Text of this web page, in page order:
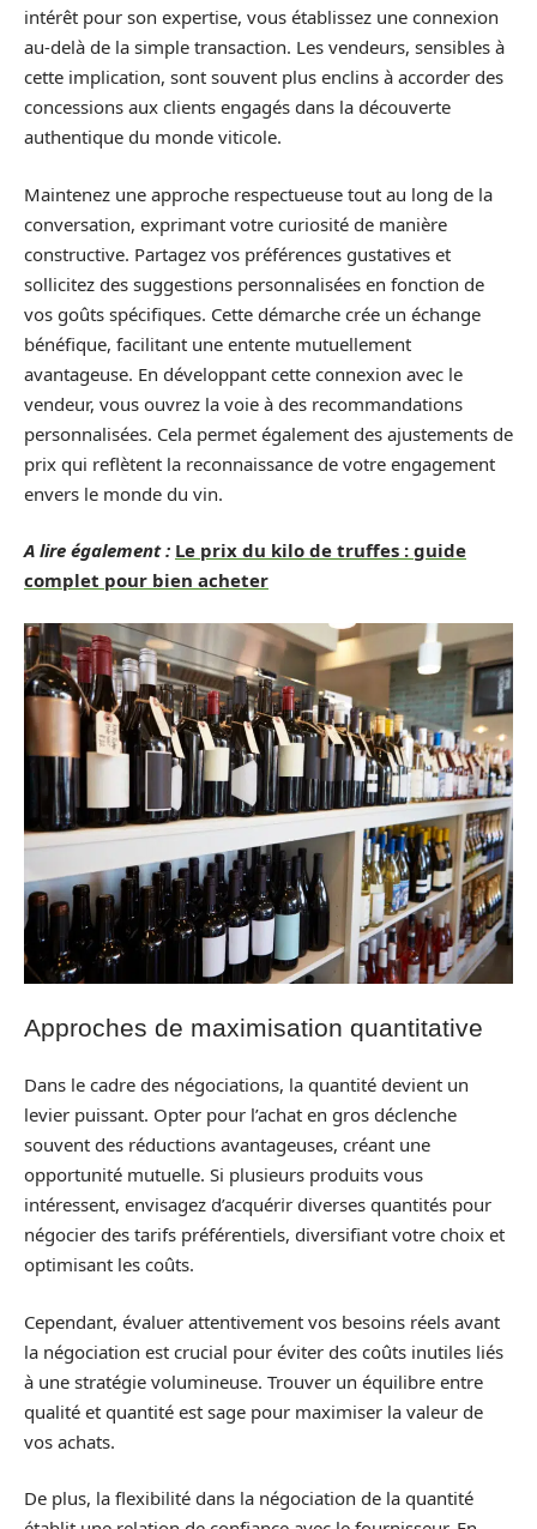
intérêt pour son expertise, vous établissez une connexion
au-delà de la simple transaction. Les vendeurs, sensibles à
cette implication, sont souvent plus enclins à accorder des
concessions aux clients engagés dans la découverte
authentique du monde viticole.
Maintenez une approche respectueuse tout au long de la
conversation, exprimant votre curiosité de manière
constructive. Partagez vos préférences gustatives et
sollicitez des suggestions personnalisées en fonction de
vos goûts spécifiques. Cette démarche crée un échange
bénéfique, facilitant une entente mutuellement
avantageuse. En développant cette connexion avec le
vendeur, vous ouvrez la voie à des recommandations
personnalisées. Cela permet également des ajustements de
prix qui reflètent la reconnaissance de votre engagement
envers le monde du vin.
A lire également : Le prix du kilo de truffes : guide
complet pour bien acheter
Approches de maximisation quantitative
Dans le cadre des négociations, la quantité devient un
levier puissant. Opter pour l’achat en gros déclenche
souvent des réductions avantageuses, créant une
opportunité mutuelle. Si plusieurs produits vous
intéressent, envisagez d’acquérir diverses quantités pour
négocier des tarifs préférentiels, diversifiant votre choix et
optimisant les coûts.
Cependant, évaluer attentivement vos besoins réels avant
la négociation est crucial pour éviter des coûts inutiles liés
à une stratégie volumineuse. Trouver un équilibre entre
qualité et quantité est sage pour maximiser la valeur de
vos achats.
De plus, la flexibilité dans la négociation de la quantité